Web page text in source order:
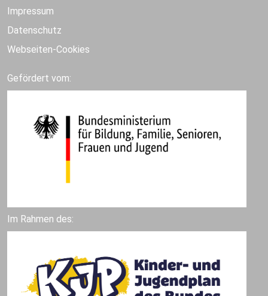
Impressum
Datenschutz
Webseiten-Cookies
Gefördert vom:
Im Rahmen des: